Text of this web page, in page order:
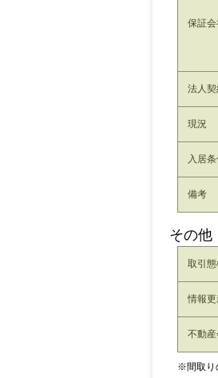
保証会
法人
現況
入居
備考
その他
取引態
情報更
不動
※間取り